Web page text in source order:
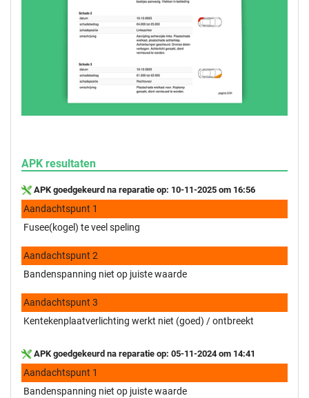
APK resultaten
APK goedgekeurd na reparatie op: 10-11-2025 om 16:56
Aandachtspunt 1
Fusee(kogel) te veel speling
Aandachtspunt 2
Bandenspanning niet op juiste waarde
Aandachtspunt 3
Kentekenplaatverlichting werkt niet (goed) / ontbreekt
APK goedgekeurd na reparatie op: 05-11-2024 om 14:41
Aandachtspunt 1
Bandenspanning niet op juiste waarde